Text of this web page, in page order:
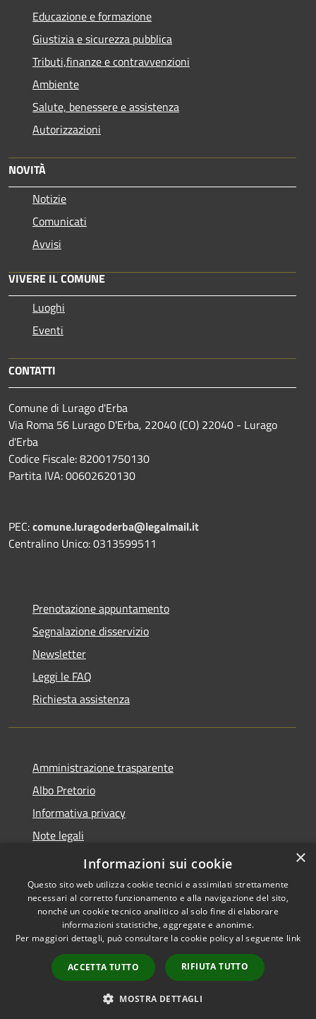
Educazione e formazione
Giustizia e sicurezza pubblica
Tributi,finanze e contravvenzioni
Ambiente
Salute, benessere e assistenza
Autorizzazioni
NOVITÀ
Notizie
Comunicati
Avvisi
VIVERE IL COMUNE
Luoghi
Eventi
CONTATTI
Comune di Lurago d'Erba
Via Roma 56 Lurago D'Erba, 22040 (CO) 22040 - Lurago
d'Erba
Codice Fiscale: 82001750130
Partita IVA: 00602620130
PEC:comune.luragoderba@legalmail.it
Centralino Unico: 0313599511
Prenotazione appuntamento
Segnalazione disservizio
Newsletter
Leggi le FAQ
Richiesta assistenza
Amministrazione trasparente
Albo Pretorio
Informativa privacy
Note legali
Dichiarazione di accessibilità
Accessibilità
Copyright © 2026 • Comune di
Lurago d'Erba • Powered by
Municipium•
Accesso
redazione
×
Informazioni sui cookie
Questo sito web utilizza cookie tecnici e assimilati strettamente
necessari al corretto funzionamento e alla navigazione del sito,
nonché un cookie tecnico analitico al solo fine di elaborare
informazioni statistiche, aggregate e anonime.
Per maggiori dettagli, può consultare la cookie policy al seguente link
ACCETTA TUTTO RIFIUTA TUTTO
MOSTRA DETTAGLI